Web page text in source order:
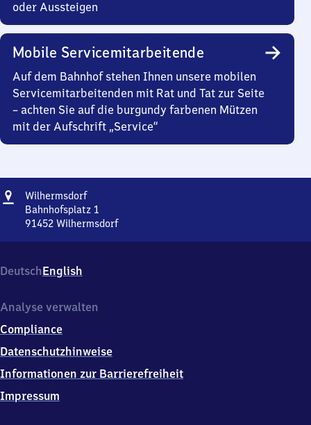
oder Aussteigen
Mobile Servicemitarbeitende
Auf dem Bahnhof stehen Ihnen unsere mobilen
Servicemitarbeitenden mit Rat und Tat zur Seite
– achten Sie auf die burgundy farbenen Mützen
mit der Aufschrift „Service“
Adresse
WilhermsdorfWilhermsdorf
Bahnhofsplatz 1
91452 Wilhermsdorf
1,
9
4
2
Wilhermsdorf
DeutschEnglish
Analyse verwalten
Compliance
Datenschutzhinweise
Informationen zur Barrierefreiheit
Impressum